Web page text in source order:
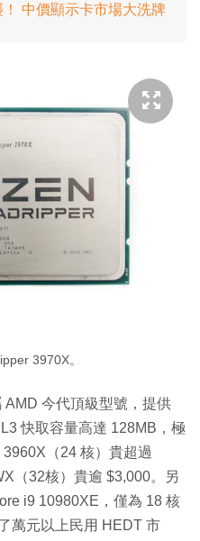
中價顯示卡市場大洗牌
3970X。
今代頂級型號，提供
快取容量高達 128MB，極
（24 核）貴超過
（32核）貴逾 $3,000。另
i9 10980XE，僅為 18 核
萬元以上民用 HEDT 市